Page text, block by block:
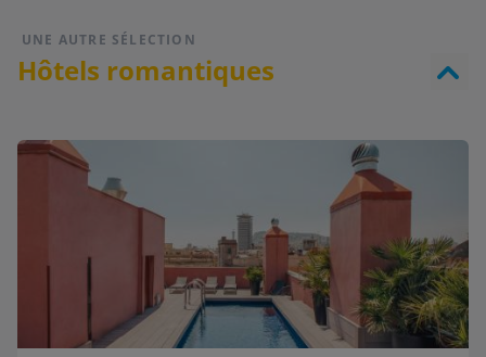
UNE AUTRE SÉLECTION
Hôtels romantiques